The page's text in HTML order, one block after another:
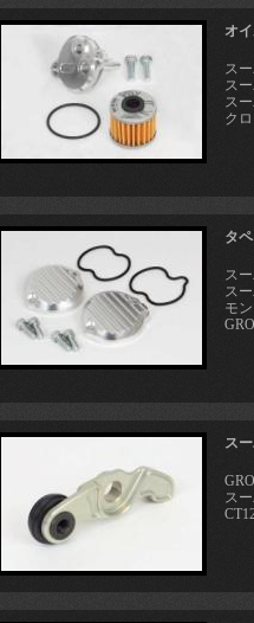
オ
ス
ス
ス
ク
タ
ス
ス
モ
ス
ス